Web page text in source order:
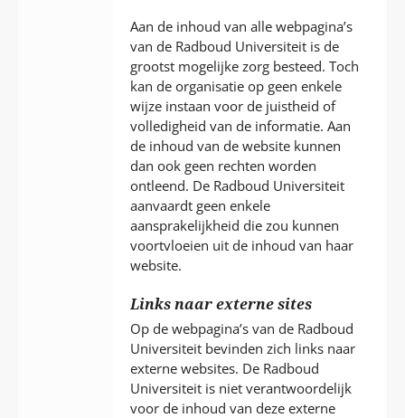
Aan de inhoud van alle webpagina’s
van de Radboud Universiteit is de
grootst mogelijke zorg besteed. Toch
kan de organisatie op geen enkele
wijze instaan voor de juistheid of
volledigheid van de informatie. Aan
de inhoud van de website kunnen
dan ook geen rechten worden
ontleend. De Radboud Universiteit
aanvaardt geen enkele
aansprakelijkheid die zou kunnen
voortvloeien uit de inhoud van haar
website.
Links naar externe sites
Op de webpagina’s van de Radboud
Universiteit bevinden zich links naar
externe websites. De Radboud
Universiteit is niet verantwoordelijk
voor de inhoud van deze externe